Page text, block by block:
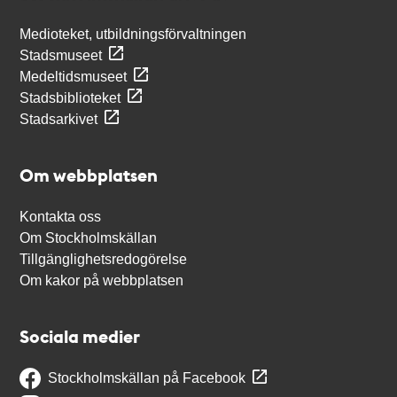
Medioteket, utbildningsförvaltningen
Stadsmuseet
Medeltidsmuseet
Stadsbiblioteket
Stadsarkivet
Om webbplatsen
Kontakta oss
Om Stockholmskällan
Tillgänglighetsredogörelse
Om kakor på webbplatsen
Sociala medier
Stockholmskällan på Facebook